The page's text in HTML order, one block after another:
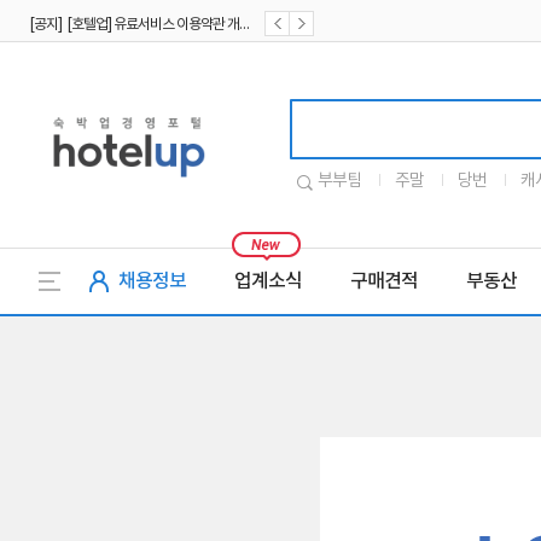
부부팀 주말 당번 캐
채용정보 업계소식 구매견적 부동산